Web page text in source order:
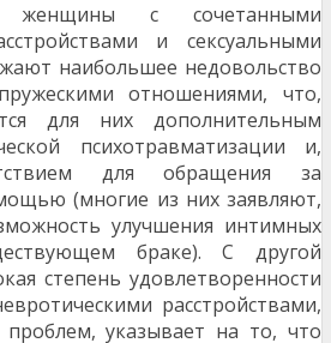
женщины с сочетанными
и сексуальными
наибольшее недоволь­ство
отношениями, что,
для них дополнитель­ным
психотравматизации и,
для обращения за
(многие из них за­являют,
улучшения ин­тимных
браке). С дру­гой
степень удовлетво­ренности
рас­стройствами,
проблем, указы­вает на то, что